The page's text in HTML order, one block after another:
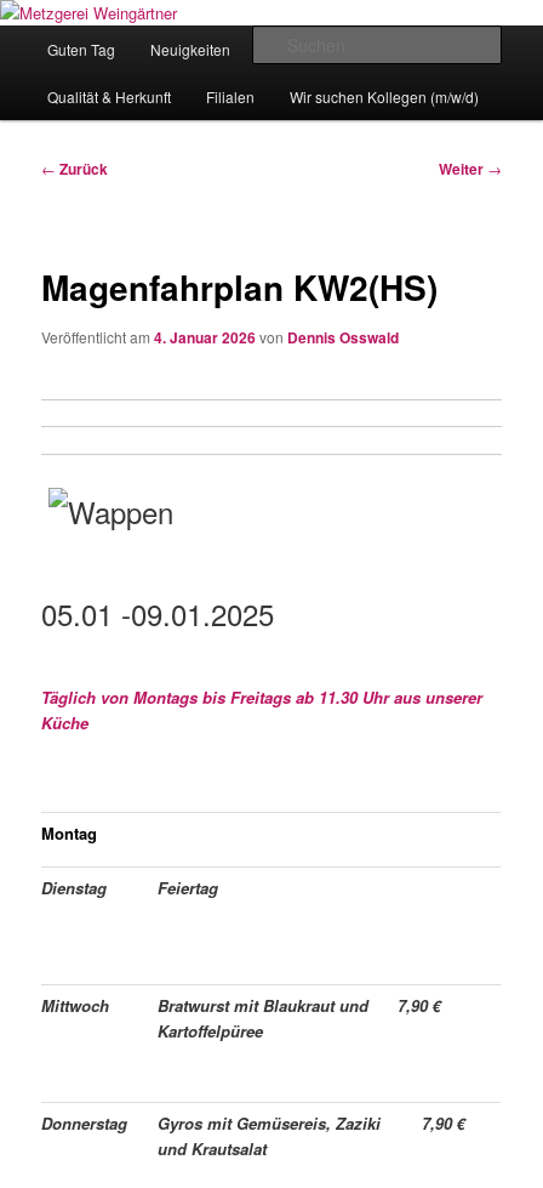
Zum
wechseln
Metzgerei Weingärtner
Eislingens leckere Adresse
Guten Tag Neuigkeiten
Qualität & Herkunft Filialen Wir suchen Kollegen (m/w/d)
Beitragsnavigation
← Zurück Weiter →
Magenfahrplan KW2(HS)
Veröffentlicht am4. Januar 2026von Dennis Osswald
05.01 -09.01.2025
Täglich von Montags bis Freitags ab 11.30 Uhr aus unserer
Küche
Montag
Dienstag Feiertag
Mittwoch
Bratwurst mit Blaukraut und
Kartoffelpüree
7,90 €
Donnerstag
Gyros mit Gemüsereis, Zaziki
und Krautsalat
7,90 €